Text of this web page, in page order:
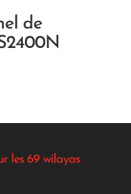
de
les 69 wilayas